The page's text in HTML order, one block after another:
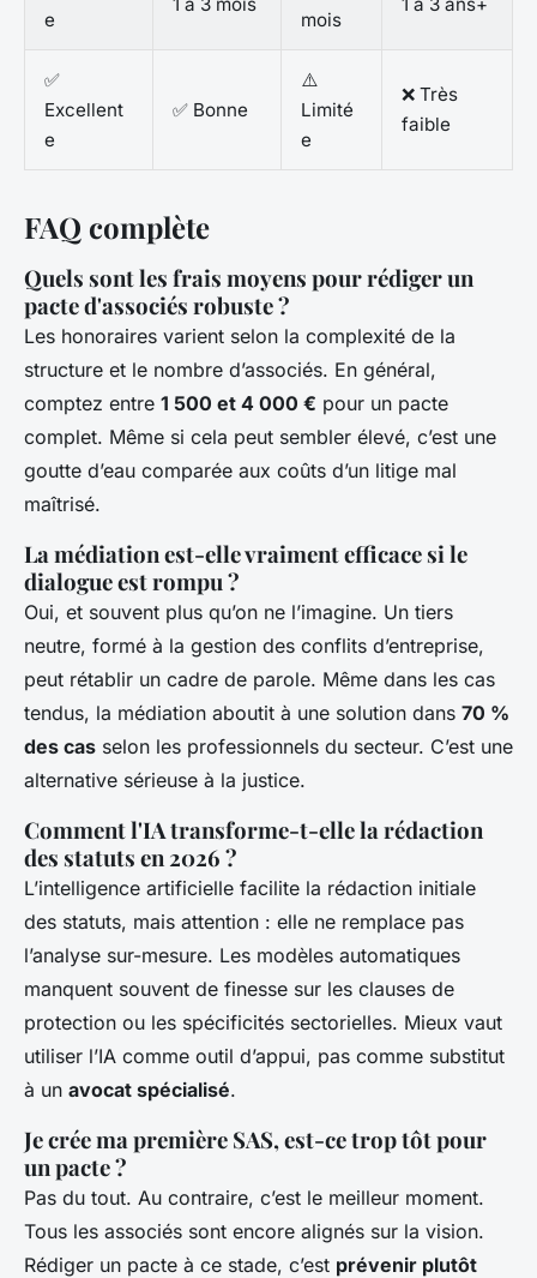
e
mois
✅
Excellent
e
✅ Bonne
⚠️
Limité
e
❌ Très
faible
FAQ complète
Quels sont les frais moyens pour rédiger un
pacte d'associés robuste ?
Les honoraires varient selon la complexité de la
structure et le nombre d’associés. En général,
comptez entre 1 500 et 4 000 € pour un pacte
complet. Même si cela peut sembler élevé, c’est une
goutte d’eau comparée aux coûts d’un litige mal
maîtrisé.
La médiation est-elle vraiment efficace si le
dialogue est rompu ?
Oui, et souvent plus qu’on ne l’imagine. Un tiers
neutre, formé à la gestion des conflits d’entreprise,
peut rétablir un cadre de parole. Même dans les cas
tendus, la médiation aboutit à une solution dans 70 %
des cas selon les professionnels du secteur. C’est une
alternative sérieuse à la justice.
Comment l'IA transforme-t-elle la rédaction
des statuts en 2026 ?
L’intelligence artificielle facilite la rédaction initiale
des statuts, mais attention : elle ne remplace pas
l’analyse sur-mesure. Les modèles automatiques
manquent souvent de finesse sur les clauses de
protection ou les spécificités sectorielles. Mieux vaut
utiliser l’IA comme outil d’appui, pas comme substitut
à un avocat spécialisé.
Je crée ma première SAS, est-ce trop tôt pour
un pacte ?
Pas du tout. Au contraire, c’est le meilleur moment.
Tous les associés sont encore alignés sur la vision.
Rédiger un pacte à ce stade, c’est prévenir plutôt